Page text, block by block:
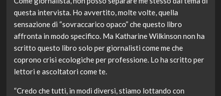
questa intervista. Ho avvertito, molte volte, quella
sensazione di “sovraccarico opaco” che questo libro
affronta in modo specifico. Ma Katharine Wilkinson non ha
scritto questo libro solo per giornalisti come me che
coprono crisi ecologiche per professione. Lo ha scritto per
lettori e ascoltatori come te.
“Credo che tutti, in modi diversi, stiamo lottando con